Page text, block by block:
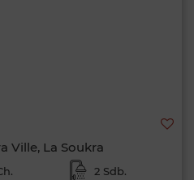
Ville, La Soukra
2 Sdb.